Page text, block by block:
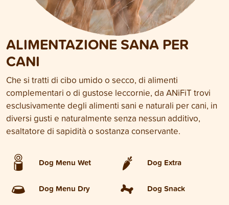
ALIMENTAZIONE SANA PER
CANI
Che si tratti di cibo umido o secco, di alimenti
complementari o di gustose leccornie, da ANiFiT trovi
esclusivamente degli alimenti sani e naturali per cani, in
diversi gusti e naturalmente senza nessun additivo,
esaltatore di sapidità o sostanza conservante.
Dog Menu Wet
Dog Menu Dry
Dog Extra
Dog Snack